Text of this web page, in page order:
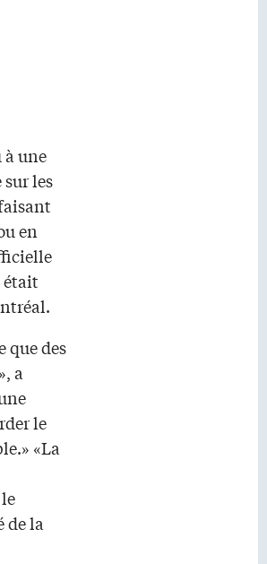
à une
les
en
était
que des
a
le
«La
de la